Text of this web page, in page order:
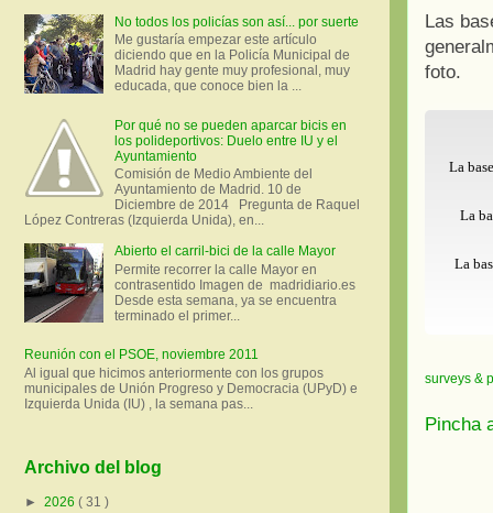
Las
foto.
La
La
La
surveys &
Pincha
No todos los policías son así... por suerte
Me gustaría empezar este artículo
diciendo que en la Policía Municipal de
Madrid hay gente muy profesional, muy
educada, que conoce bien la ...
Por qué no se pueden aparcar bicis en
los polideportivos: Duelo entre IU y el
Ayuntamiento
Comisión de Medio Ambiente del
Ayuntamiento de Madrid. 10 de
Diciembre de 2014 Pregunta de Raquel
López Contreras (Izquierda Unida), en...
Abierto el carril-bici de la calle Mayor
Permite recorrer la calle Mayor en
contrasentido Imagen de madridiario.es
Desde esta semana, ya se encuentra
terminado el primer...
Reunión con el PSOE, noviembre 2011
Al igual que hicimos anteriormente con los grupos
municipales de Unión Progreso y Democracia (UPyD) e
Izquierda Unida (IU) , la semana pas...
Archivo del blog
► 2026 ( 31 )